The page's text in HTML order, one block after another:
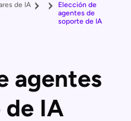
de IA
Elección de
agentes de
soporte de IA
agentes
IA